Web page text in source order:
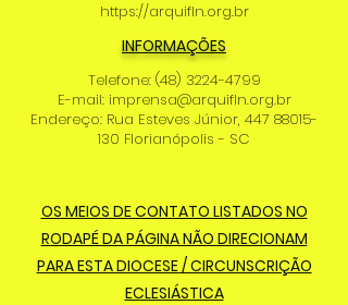
https://arquifln.org.br
INFORMAÇÕES
Telefone: (48) 3224-4799
E-mail: imprensa@arquifln.org.br
Endereço: Rua Esteves Júnior, 447 88015-
130 Florianópolis - SC
OS MEIOS DE CONTATO LISTADOS NO
RODAPÉ DA PÁGINA NÃO DIRECIONAM
PARA ESTA DIOCESE / CIRCUNSCRIÇÃO
ECLESIÁSTICA